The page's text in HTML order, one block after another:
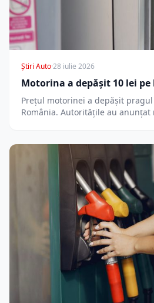
Știri Auto·28 iulie 2026
Motorina a depășit 10 lei
Prețul motorinei a depășit
România. Autoritățile au anunțat